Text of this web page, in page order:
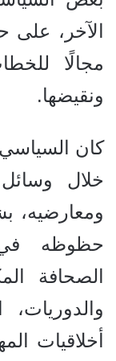
الآخر، على
مجالًا
ونقيضها.
كان
خلال
ومعارضيه،
حظوظه في
الصحافة
أخلاقيات